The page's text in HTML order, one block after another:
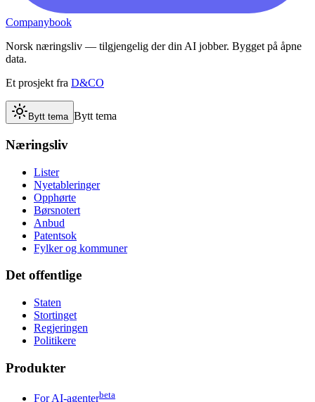
Companybook
Norsk næringsliv — tilgjengelig der din AI jobber. Bygget på åpne
data.
Et prosjekt fra D&CO
Bytt tema Bytt tema
Næringsliv
Lister
Nyetableringer
Opphørte
Børsnotert
Anbud
Patentsok
Fylker og kommuner
Det offentlige
Staten
Stortinget
Regjeringen
Politikere
Produkter
For AI-agenterbeta